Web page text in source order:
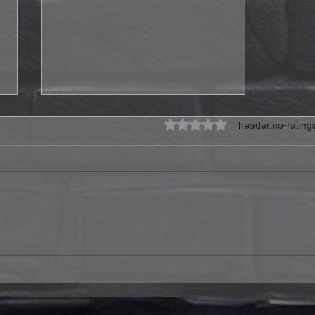
ratings-display.rating-aria-
header.no-